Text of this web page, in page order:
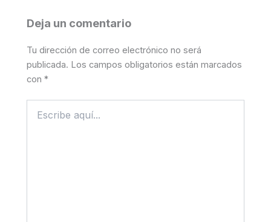
Deja un comentario
Tu dirección de correo electrónico no será
publicada. Los campos obligatorios están marcados
con*
aquí...